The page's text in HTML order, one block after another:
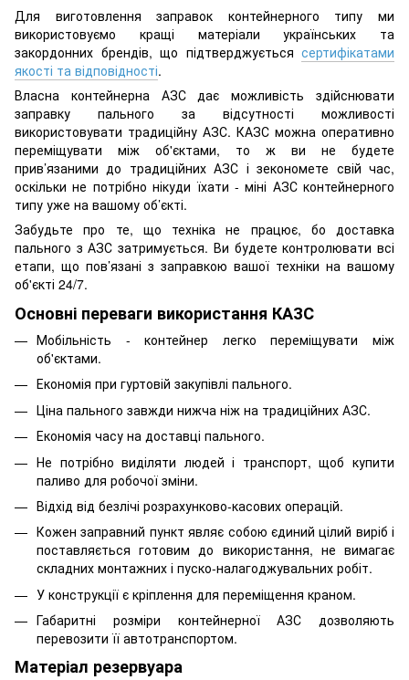
Для виготовлення заправок контейнерного типу ми
використовуємо кращі матеріали українських та
закордонних брендів, що підтверджується сертифікатами
якості та відповідності.
Власна контейнерна АЗС дає можливість здійснювати
заправку пального за відсутності можливості
використовувати традиційну АЗС. КАЗС можна оперативно
переміщувати між об'єктами, то ж ви не будете
прив’язаними до традиційних АЗС і зекономете свій час,
оскільки не потрібно нікуди їхати - міні АЗС контейнерного
типу уже на вашому об’єкті.
Забудьте про те, що техніка не працює, бо доставка
пального з АЗС затримується. Ви будете контролювати всі
етапи, що пов’язані з заправкою вашої техніки на вашому
об'єкті 24/7.
Основні переваги використання КАЗС
Мобільність - контейнер легко переміщувати між
об'єктами.
Економія при гуртовій закупівлі пального.
Ціна пального завжди нижча ніж на традиційних АЗС.
Економія часу на доставці пального.
Не потрібно виділяти людей і транспорт, щоб купити
паливо для робочої зміни.
Відхід від безлічі розрахунково-касових операцій.
Кожен заправний пункт являє собою єдиний цілий виріб і
поставляється готовим до використання, не вимагає
складних монтажних і пуско-налагоджувальних робіт.
У конструкції є кріплення для переміщення краном.
Габаритні розміри контейнерної АЗС дозволяють
перевозити її автотранспортом.
Матеріал резервуара